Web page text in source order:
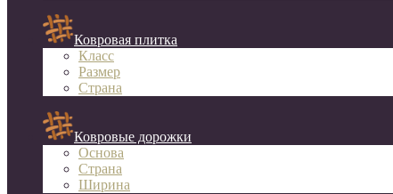
Ковровая плитка
Класс
Размер
Страна
Ковровые дорожки
Основа
Страна
Ширина